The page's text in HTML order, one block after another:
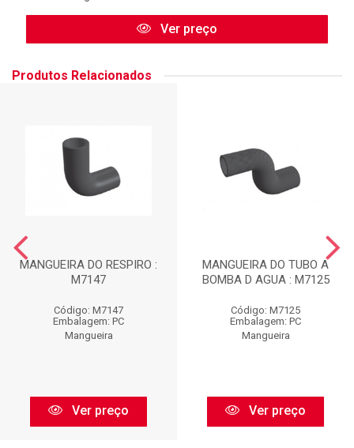
Ver preço
Produtos Relacionados
MANGUEIRA DO RESPIRO :
M7147
Código: M7147
Embalagem: PC
Mangueira
Ver preço
MANGUEIRA DO TUBO A
BOMBA D AGUA : M7125
Código: M7125
Embalagem: PC
Mangueira
Ver preço